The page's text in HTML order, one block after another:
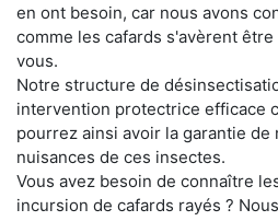
en ont besoin, car nous avons
comme les cafards s'avèrent
vous.
Notre structure de
intervention protectrice efficace
pourrez ainsi avoir la garantie de
nuisances de ces insectes.
Vous avez besoin de connaître
incursion de cafards rayés ?